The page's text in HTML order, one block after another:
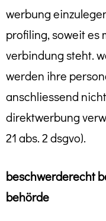
werbung
profiling, soweit es
verbindung steht.
werden ihre
anschliessend
direktwerbung
21 abs. 2 dsgvo).
beschwerde­recht
behörde